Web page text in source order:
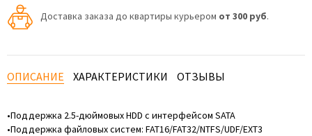
Доставка заказа до квартиры курьером от 300 руб.
ОПИСАНИЕ ХАРАКТЕРИСТИКИ ОТЗЫВЫ
•Поддержка 2.5-дюймовых HDD с интерфейсом SATA
•Поддержка файловых систем: FAT16/FAT32/NTFS/UDF/EXT3